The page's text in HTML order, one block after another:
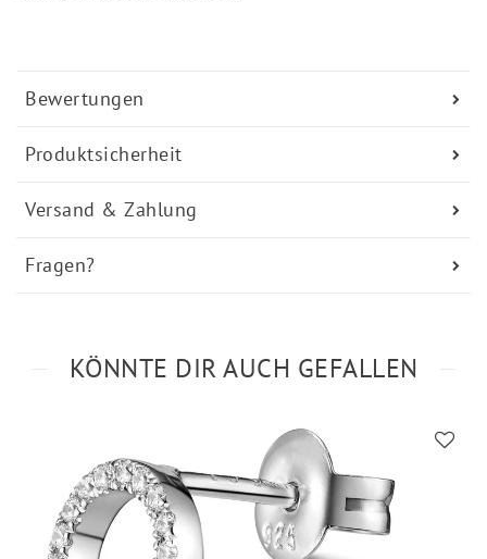
Bewertungen
Produktsicherheit
Versand & Zahlung
Fragen?
KÖNNTE DIR AUCH GEFALLEN